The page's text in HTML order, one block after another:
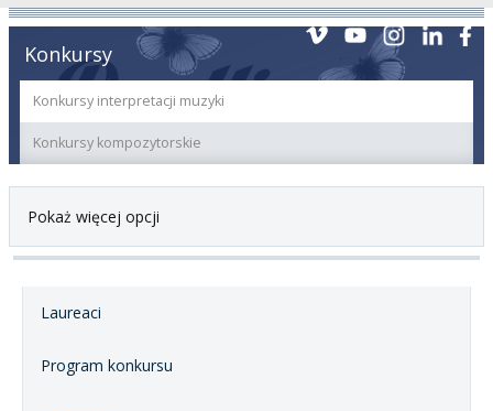
Konkursy
Konkursy interpretacji muzyki
Konkursy kompozytorskie
Pokaż więcej opcji
Laureaci
Program konkursu